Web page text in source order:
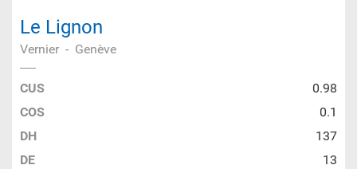
Le Lignon
Vernier - Genève
CUS
0.98
COS
0.1
DH
137
DE
13